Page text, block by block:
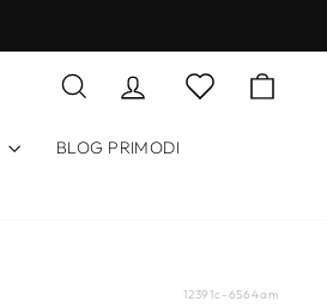
Szukaj Zaloguj się
Lista życzeń
BLOG PRIMODI
12391c-6564am